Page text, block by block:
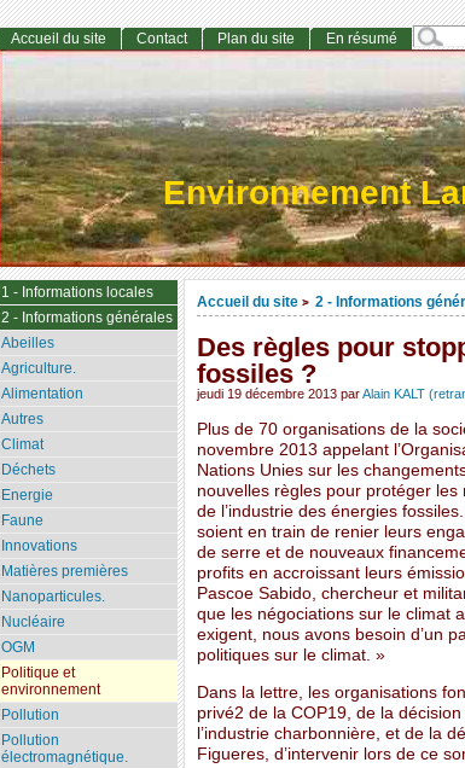
Environnement
Accueil du site > 2 - Informations
Des règles pour
fossiles ?
jeudi 19 décembre 2013 parAlain KALT
Plus de 70 organisations de la
novembre 2013 appelant
Nations Unies sur les
nouvelles règles pour protéger les
de l’industrie des énergies
soient en train de renier leurs
de serre et de nouveaux
profits en accroissant leurs
Pascoe Sabido, chercheur et
que les négociations sur le climat
exigent, nous avons besoin d’un
politiques sur le climat. »
Dans la lettre, les organisations
privé2 de la COP19, de la
l’industrie charbonnière, et de la
Figueres, d’intervenir lors de ce
Accueil du site Contact Plan du site En résumé
1 - Informations locales
2 - Informations générales
Abeilles
Agriculture.
Alimentation
Autres
Climat
Déchets
Energie
Faune
Innovations
Matières premières
Nanoparticules.
Nucléaire
OGM
Politique et
environnement
Pollution
Pollution
électromagnétique.